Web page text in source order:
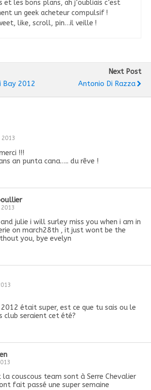
et les bons plans, ah j’oubliais c’est
un geek acheteur compulsif !
like, scroll, pin…il veille !
Bay 2012
Next Post
Antonio Di Razza
!!!
an punta cana….. du rêve !
julie i will surley miss you when i am in
on march28th , it just wont be the
you, bye evelyn
2012 était super, est ce que tu sais ou le
club seraient cet été?
couscous team sont à Serre Chevalier
fait passé une super semaine